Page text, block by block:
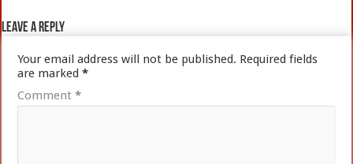
Leave a Reply
Your email address will not be published. Required fields
are marked*
Comment*